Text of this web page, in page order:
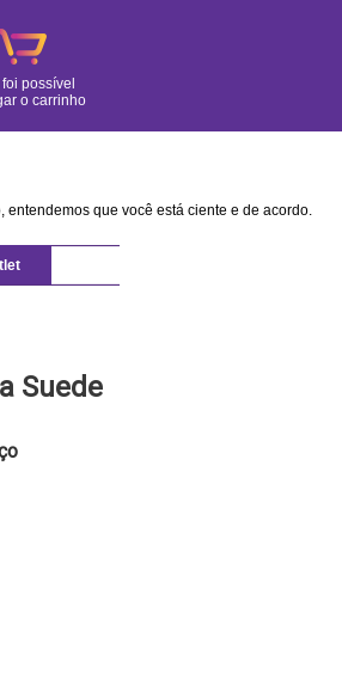
possível
o carrinho
que você está ciente e de acordo.
Suede